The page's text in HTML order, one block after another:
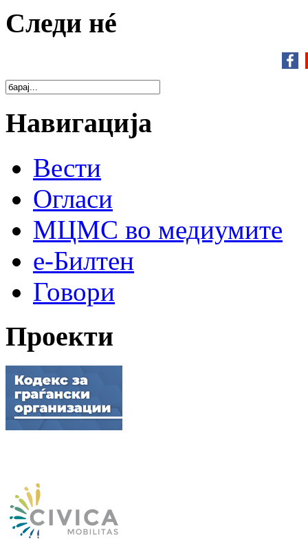
Следи нé
Навигација
Вести
Огласи
МЦМС во медиумите
е-Билтен
Говори
Проекти